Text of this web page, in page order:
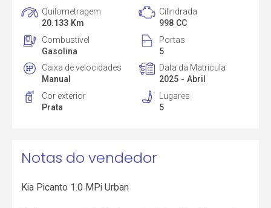
Quilometragem
20.133 Km
Cilindrada
998 CC
Combustível
Gasolina
Portas
5
Caixa de velocidades
Manual
Data da Matrícula
2025 - Abril
Cor exterior
Prata
Lugares
5
Notas do vendedor
Kia Picanto 1.0 MPi Urban